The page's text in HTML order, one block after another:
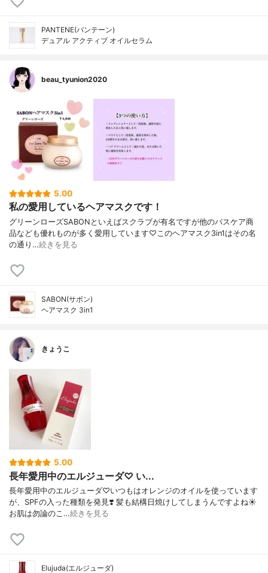
PANTENE(パンテーン)
デュアル アクティブ オイルセラム
beau_tyunion2020
5.00
私の愛用しているヘアマスクです！
グリーンローズSABONといえばスクラブが有名ですが他のバスケア商
品なども優れものが多く愛用しています♡このヘアマスク3in1はその名
の通り…続きを見る
SABON(サボン)
ヘアマスク 3in1
きょうこ
5.00
長年愛用中のエルジューダ♡ い...
長年愛用中のエルジューダ♡いつもはオレンジのオイルを使っています
が、SPFの入った種類を発見❣️ 髪も結構日焼けしてしまうんですよね☀️
お肌は勿論のこ…続きを見る
Elujuda(エルジューダ)